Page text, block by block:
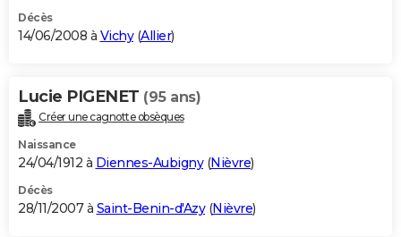
Décès
14/06/2008 à Vichy(Allier)
Lucie PIGENET (95 ans)
Créer une cagnotte obsèques
Naissance
24/04/1912 à Diennes-Aubigny(Nièvre)
Décès
28/11/2007 à Saint-Benin-d'Azy(Nièvre)